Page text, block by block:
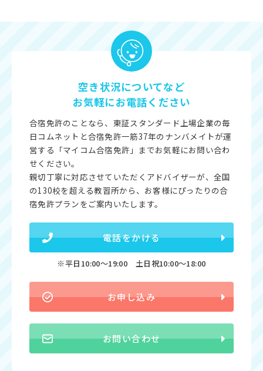
空き状況についてなど
お気軽にお電話ください
合宿免許のことなら、東証スタンダード上場企業の毎
日コムネットと合宿免許一筋37年のナンバメイトが運
営する「マイコム合宿免許」までお気軽にお問い合わ
せください。
親切丁寧に対応させていただくアドバイザーが、全国
の130校を超える教習所から、お客様にぴったりの合
宿免許プランをご案内いたします。
電話をかける
※平日10:00〜19:00 土日祝10:00〜18:00
お申し込み
お問い合わせ